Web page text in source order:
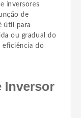
inversores
de
útil para
ou gradual do
eficiência do
Inversor